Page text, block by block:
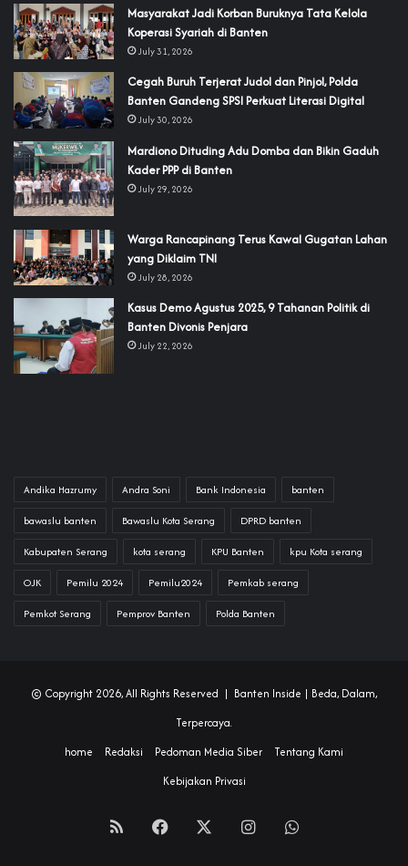
‎Masyarakat Jadi Korban Buruknya Tata Kelola
Koperasi Syariah di Banten
July 31, 2026
Cegah Buruh Terjerat Judol dan Pinjol, Polda
Banten Gandeng SPSI Perkuat Literasi Digital
July 30, 2026
‎Mardiono Dituding Adu Domba dan Bikin Gaduh
Kader PPP di Banten
July 29, 2026
‎Warga Rancapinang Terus Kawal Gugatan Lahan
yang Diklaim TNI‎‎
July 28, 2026
‎Kasus Demo Agustus 2025, 9 Tahanan Politik di
Banten Divonis Penjara
July 22, 2026
Andika Hazrumy Andra Soni Bank Indonesia banten
bawaslu banten Bawaslu Kota Serang DPRD banten
Kabupaten Serang kota serang KPU Banten kpu Kota serang
OJK Pemilu 2024 Pemilu2024 Pemkab serang
Pemkot Serang Pemprov Banten Polda Banten
© Copyright 2026, All Rights Reserved | Banten Inside | Beda, Dalam,
Terpercaya.
home
Redaksi Pedoman Media Siber
Tentang Kami
Kebijakan Privasi
RSS Facebook InstagramWhatsApp